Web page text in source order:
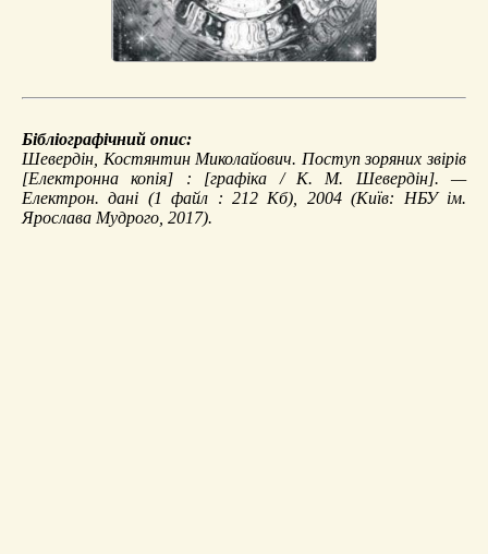
Бібліографічний опис:
Шевердін, Костянтин Миколайович. Поступ зоряних звірів
[Електронна копія] : [графіка / К. М. Шевердін]. —
Електрон. дані (1 файл : 212 Кб), 2004 (Київ: НБУ ім.
Ярослава Мудрого, 2017).